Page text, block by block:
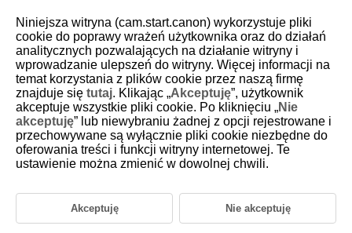
D388-055
Custom Shooting Modes
You can shoot using camera settings assigned to [ :Custom shooting
mode (C1-C3)] (
).
,
, and on the Mode dial correspond to [
Niniejsza witryna (cam.start.canon) wykorzystuje pliki
cookie do poprawy wrażeń użytkownika oraz do działań
analitycznych pozwalających na działanie witryny i
wprowadzanie ulepszeń do witryny. Więcej informacji na
temat korzystania z plików cookie przez naszą firmę
znajduje się tutaj. Klikając „Akceptuję”, użytkownik
akceptuje wszystkie pliki cookie. Po kliknięciu „Nie
akceptuję” lub niewybraniu żadnej z opcji rejestrowane i
przechowywane są wyłącznie pliki cookie niezbędne do
oferowania treści i funkcji witryny internetowej. Te
ustawienie można zmienić w dowolnej chwili.
Akceptuję Nie akceptuję